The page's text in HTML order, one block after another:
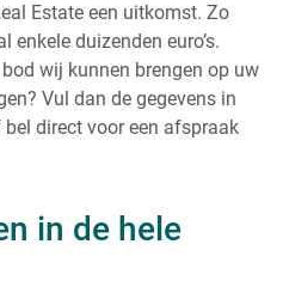
Estate een uitkomst. Zo
enkele duizenden euro’s.
wij kunnen brengen op uw
Vul dan de gegevens in
direct voor een afspraak
in de hele